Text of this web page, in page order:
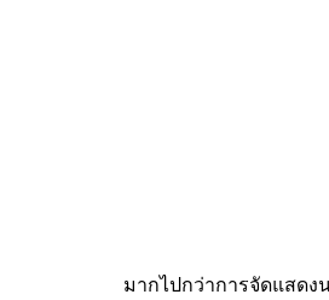
มากไปกว่าการจัดแสด